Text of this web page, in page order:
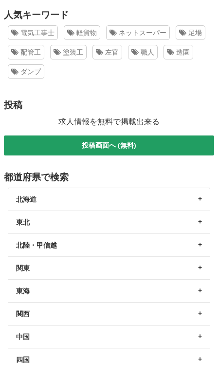
人気キーワード
電気工事士 軽貨物 ネットスーパー 足場
配管工 塗装工 左官 職人 造園
ダンプ
投稿
求人情報を無料で掲載出来る
投稿画面へ (無料)
都道府県で検索
北海道
東北
北陸・甲信越
関東
東海
関西
中国
四国